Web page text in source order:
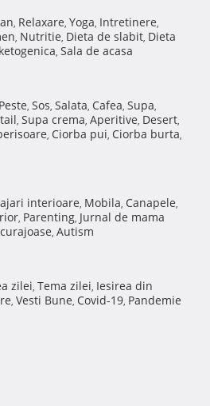
, Relaxare, Yoga, Intretinere,
, Nutritie, Dieta de slabit, Dieta
, Sala de acasa
Peste, Sos, Salata, Cafea, Supa,
, Supa crema, Aperitive, Desert,
, Ciorba pui, Ciorba burta,
interioare, Mobila, Canapele,
, Parenting, Jurnal de mama
, Autism
zilei, Tema zilei, Iesirea din
, Vesti Bune, Covid-19, Pandemie